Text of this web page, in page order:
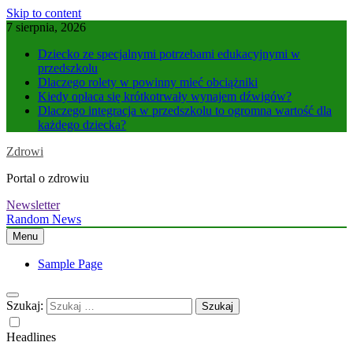
Skip to content
7 sierpnia, 2026
Dziecko ze specjalnymi potrzebami edukacyjnymi w
przedszkolu
Dlaczego rolety w powinny mieć obciążniki
Kiedy opłaca się krótkotrwały wynajem dźwigów?
Dlaczego integracja w przedszkolu to ogromna wartość dla
każdego dziecka?
Zdrowi
Portal o zdrowiu
Newsletter
Random News
Menu
Sample Page
Szukaj:
Headlines